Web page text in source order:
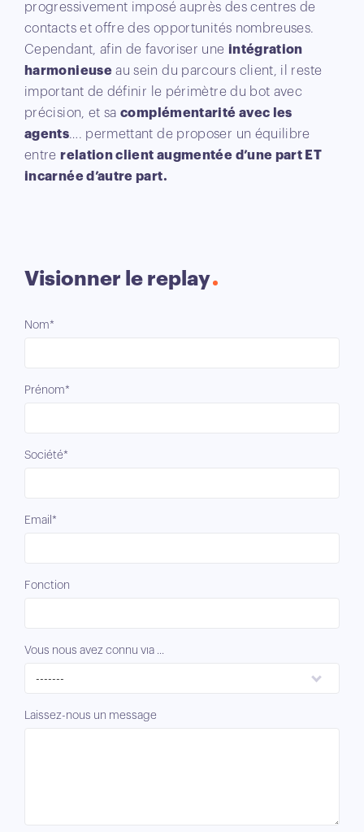
progressivement imposé auprès des centres de
contacts et offre des opportunités nombreuses.
Cependant, afin de favoriser une intégration
harmonieuseau sein du parcours client, il reste
important de définir le périmètre du bot avec
précision, et sacomplémentarité avec les
agents…. permettant de proposer un équilibre
entre relation client augmentée d’une part ET
incarnée d’autre part.
Visionner le replay
Nom*
Prénom*
Société*
Email*
Fonction
Vous nous avez connu via ...
-------
Laissez-nous un message